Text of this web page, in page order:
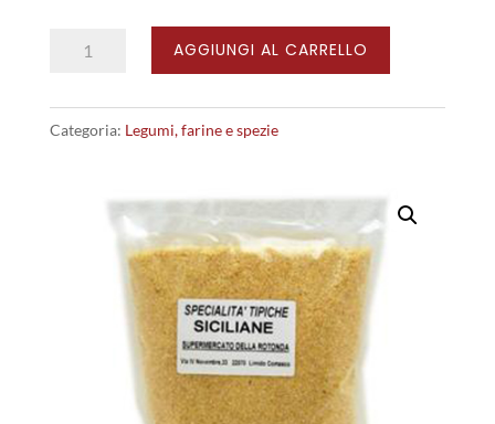
Semola
Cous
AGGIUNGI AL CARRELLO
Categoria: Legumi, farine e spezie